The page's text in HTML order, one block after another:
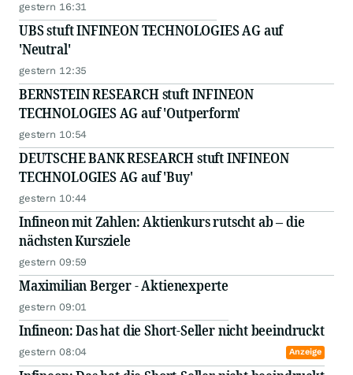
gestern 16:31
UBS stuft INFINEON TECHNOLOGIES AG auf
'Neutral'
gestern 12:35
BERNSTEIN RESEARCH stuft INFINEON
TECHNOLOGIES AG auf 'Outperform'
gestern 10:54
DEUTSCHE BANK RESEARCH stuft INFINEON
TECHNOLOGIES AG auf 'Buy'
gestern 10:44
Infineon mit Zahlen: Aktienkurs rutscht ab – die
nächsten Kursziele
gestern 09:59
Maximilian Berger - Aktienexperte
gestern 09:01
Infineon: Das hat die Short-Seller nicht beeindruckt
gestern 08:04 Anzeige